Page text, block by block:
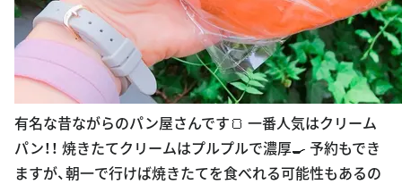
有名な昔ながらのパン屋さんです🍞 一番人気はクリーム
パン！！ 焼きたてクリームはプルプルで濃厚🍳 予約もでき
ますが、朝一で行けば焼きたてを食べれる可能性もあるの